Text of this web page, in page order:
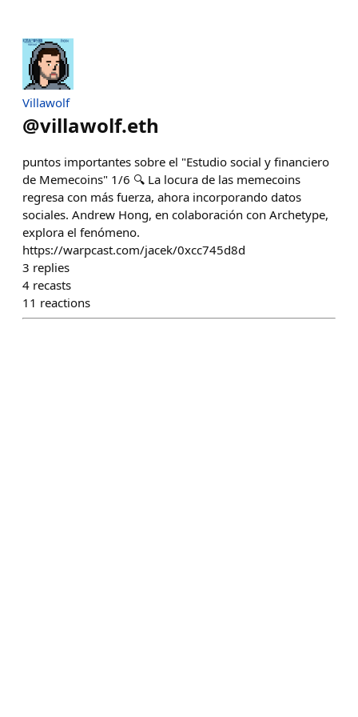
Villawolf
@villawolf.eth
puntos importantes sobre el "Estudio social y financiero
de Memecoins" 1/6 🔍 La locura de las memecoins
regresa con más fuerza, ahora incorporando datos
sociales. Andrew Hong, en colaboración con Archetype,
explora el fenómeno.
https://warpcast.com/jacek/0xcc745d8d
3 replies
4 recasts
11 reactions